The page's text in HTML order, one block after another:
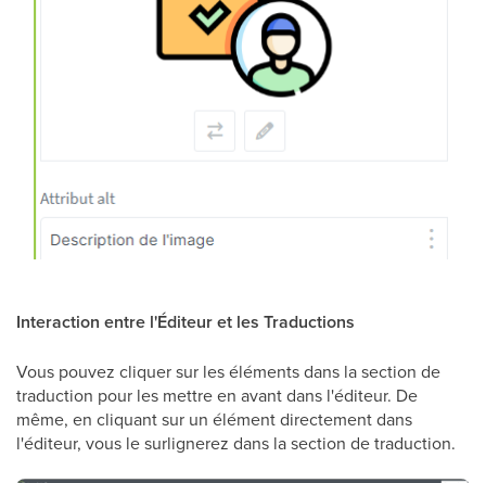
Interaction entre l'Éditeur et les Traductions
Vous pouvez cliquer sur les éléments dans la section de
traduction pour les mettre en avant dans l'éditeur. De
même, en cliquant sur un élément directement dans
l'éditeur, vous le surlignerez dans la section de traduction.